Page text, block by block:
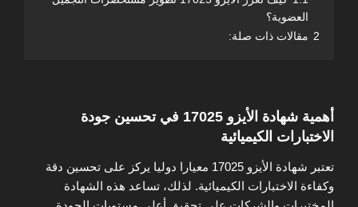
العضوية؟
2 مقالات ذات صلة:
أهمية شهادة الأيزو 17025 في تحسين جودة
الاختبارات الكيميائية
تعتبر شهادة الأيزو 17025 معيارا دوليا يركز على تحسين دقة
وكفاءة الاختبارات الكيميائية. لذلك، تساعد هذه الشهادة